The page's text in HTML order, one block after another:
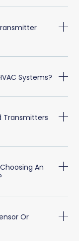
Systems?
Transmitters
An
Or